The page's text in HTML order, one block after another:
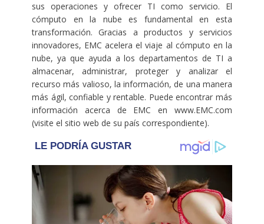
sus operaciones y ofrecer TI como servicio. El
cómputo en la nube es fundamental en esta
transformación. Gracias a productos y servicios
innovadores, EMC acelera el viaje al cómputo en la
nube, ya que ayuda a los departamentos de TI a
almacenar, administrar, proteger y analizar el
recurso más valioso, la información, de una manera
más ágil, confiable y rentable. Puede encontrar más
información acerca de EMC en www.EMC.com
(visite el sitio web de su país correspondiente).